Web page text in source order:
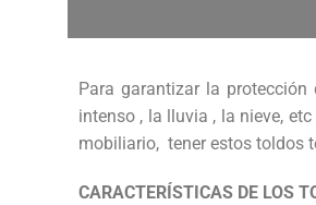
Para garantizar la
intenso , la lluvia , la nieve,
mobiliario, tener estos toldos
CARACTERÍSTICAS DE LOS